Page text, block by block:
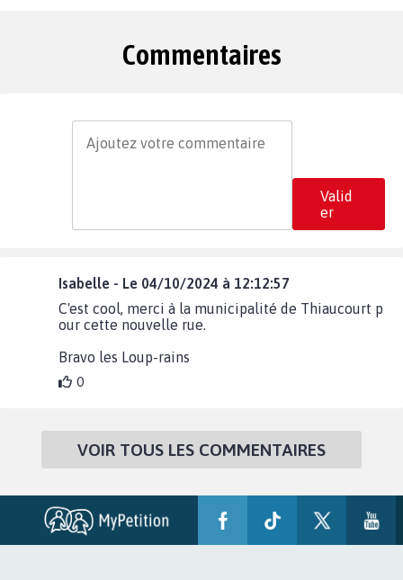
Commentaires
Valid
er
Isabelle - Le 04/10/2024 à 12:12:57
C'est cool, merci à la municipalité de Thiaucourt p
our cette nouvelle rue.
Bravo les Loup-rains
0
VOIR TOUS LES COMMENTAIRES